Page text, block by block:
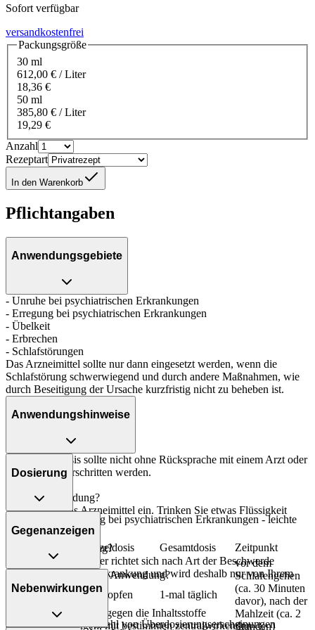
Sofort verfügbar
versandkostenfrei
Packungsgröße
30 ml
612,00 € / Liter
18,36 €
50 ml
385,80 € / Liter
19,29 €
Anzahl
Rezeptart
In den Warenkorb
Pflichtangaben
Anwendungsgebiete
- Unruhe bei psychiatrischen Erkrankungen
- Erregung bei psychiatrischen Erkrankungen
- Übelkeit
- Erbrechen
- Schlafstörungen
Das Arzneimittel sollte nur dann eingesetzt werden, wenn die
Schlafstörung schwerwiegend und durch andere Maßnahmen, wie
durch Beseitigung der Ursache kurzfristig nicht zu beheben ist.
Anwendungshinweise
Die Gesamtdosis sollte nicht ohne Rücksprache mit einem Arzt oder
Apotheker überschritten werden.
Art der Anwendung?
Nehmen Sie das Arzneimittel ein. Trinken Sie etwas Flüssigkeit
Dauer der Anwendung?
Die Anwendungsdauer richtet sich nach Art der Beschwerde
und/oder Dauer der Erkrankung und wird deshalb nur von Ihrem
Arzt bestimmt.
Überdosierung?
Es kann zu einer Vielzahl von Überdosierungserscheinungen
Dosierung
Unruhe und Erregung bei psychiatrischen Erkrankungen - leichte
Formen:
Einzeldosis Gesamtdosis Zeitpunkt
Kinder und
Jugendliche von 10 Tropfen 1-mal täglich
vor dem
Schlafengehen
(ca. 30 Minuten
davor), nach der
Mahlzeit (ca. 2
Stunden)
Gegenanzeigen
Was spricht gegen eine Anwendung?
- Überempfindlichkeit gegen die Inhaltsstoffe
- Akute Vergiftungen, mit bestimmten zentralwirkenden
Nebenwirkungen